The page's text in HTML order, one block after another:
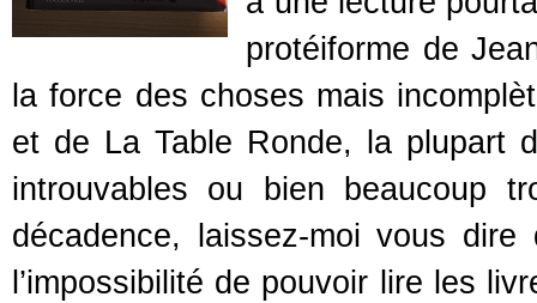
protéiforme de
la force des choses mais
et de La Table Ronde, la plupart
introuvables ou bien beaucoup
décadence, laissez-moi vous
l’impossibilité de pouvoir lire les